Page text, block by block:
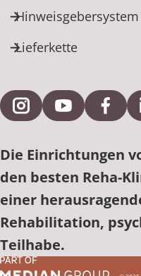
Hinweisgebersystem
Lieferkette
Externe Verlinkung
Externe
Die Einrichtungen
den besten Reha-
einer
Rehabilitation,
Teilhabe.